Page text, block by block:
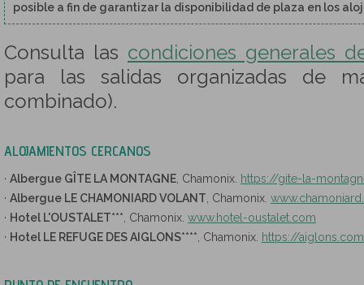
posible a fin de garantizar la disponibilidad de plaza en los
Consulta las condiciones generales
para las salidas organizadas de
combinado).
ALOJAMIENTOS CERCANOS
· Albergue GÎTE LA MONTAGNE , Chamonix. https://gite-la-
· Albergue LE CHAMONIARD VOLANT , Chamonix.
· Hotel L'OUSTALET*** , Chamonix. www.hotel-oustalet.com
· Hotel LE REFUGE DES AIGLONS**** , Chamonix. https://aiglons.com